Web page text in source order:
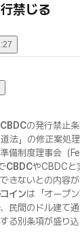
禁じる
CBDCの発行禁止
法」の修正案処
備制度理事会（
CBDCやCBDCと
きないとの内容が
インは「オープン
民間のドル建て通
る別条項が盛り込